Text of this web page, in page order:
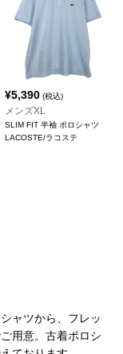
¥5,390 (税込)
メンズXL
SLIM FIT 半袖 ポロシャツ
LACOSTE/ラコステ
ャツから、フレッ
用意。古着ポロシ